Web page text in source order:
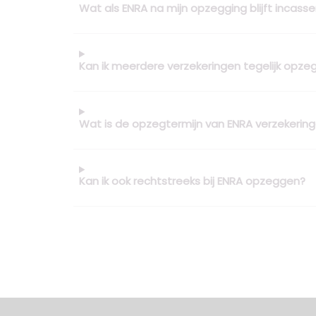
Wat als ENRA na mijn opzegging blijft
Kan ik meerdere verzekeringen tegelijk
Wat is de opzegtermijn van ENRA
Kan ik ook rechtstreeks bij ENRA opzeggen?